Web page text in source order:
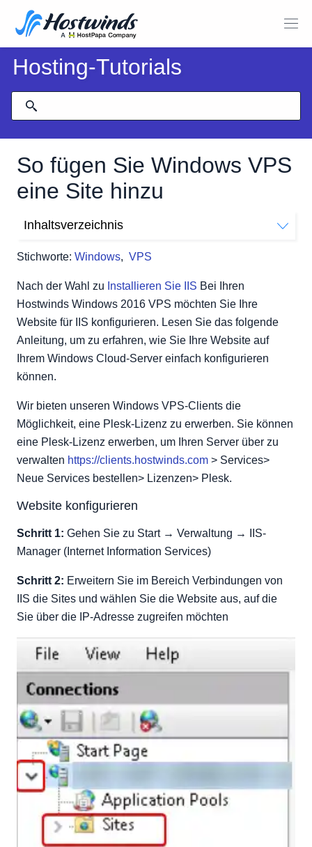
Hosting-Tutorials
So fügen Sie Windows VPS
eine Site hinzu
Stichworte: Windows, VPS
Inhaltsverzeichnis
Nach der Wahl zu Installieren Sie IIS Bei Ihren
Hostwinds Windows 2016 VPS möchten Sie Ihre
Website für IIS konfigurieren. Lesen Sie das folgende
Anleitung, um zu erfahren, wie Sie Ihre Website auf
Ihrem Windows Cloud-Server einfach konfigurieren
können.
Wir bieten unseren Windows VPS-Clients die
Möglichkeit, eine Plesk-Lizenz zu erwerben. Sie können
eine Plesk-Lizenz erwerben, um Ihren Server über zu
verwalten https://clients.hostwinds.com > Services>
Neue Services bestellen> Lizenzen> Plesk.
Website konfigurieren
Schritt 1: Gehen Sie zu Start → Verwaltung → IIS-
Manager (Internet Information Services)
Schritt 2: Erweitern Sie im Bereich Verbindungen von
IIS die Sites und wählen Sie die Website aus, auf die
Sie über die IP-Adresse zugreifen möchten